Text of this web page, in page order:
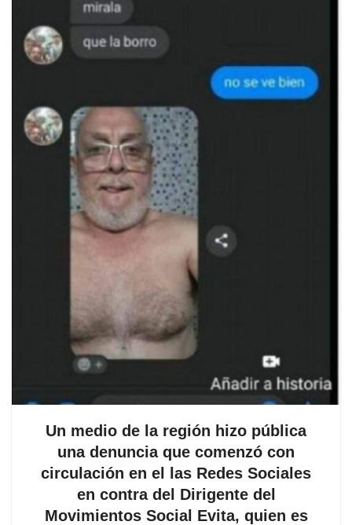
Un medio de la región hizo pública
una denuncia que comenzó con
circulación en el las Redes Sociales
en contra del Dirigente del
Movimientos Social Evita, quien es